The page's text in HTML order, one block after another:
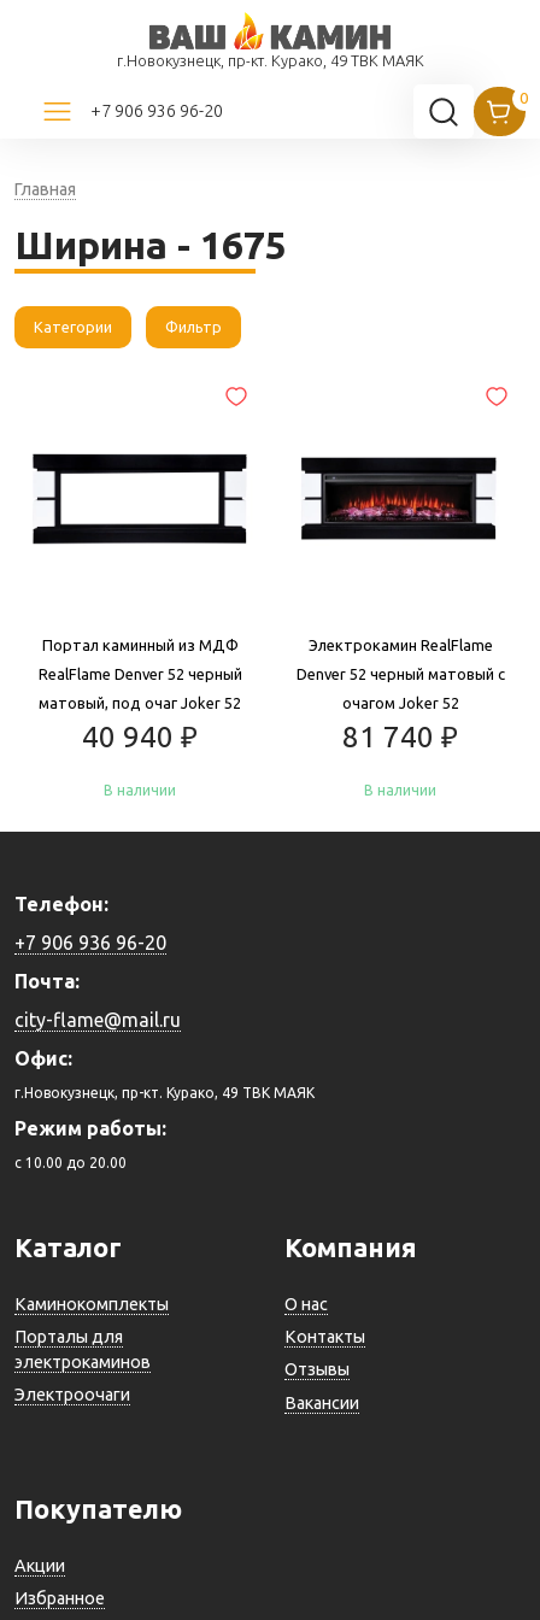
г.Новокузнецк, пр-кт. Курако, 49 ТВК МАЯК
+7 906 936 96-20
Главная
Ширина - 1675
Категории Фильтр
Портал каминный из МДФ
RealFlame Denver 52 черный
матовый, под очаг Joker 52
40 940 ₽
В наличии
Купить
Электрокамин RealFlame
Denver 52 черный матовый с
очагом Joker 52
81 740 ₽
В наличии
Телефон:
+7 906 936 96-20
Почта:
city-flame@mail.ru
Офис:
г.Новокузнецк, пр-кт. Курако, 49 ТВК МАЯК
Режим работы:
c 10.00 до 20.00
Каталог
Каминокомплекты
Порталы для
электрокаминов
Электроочаги
Компания
О нас
Контакты
Отзывы
Вакансии
Покупателю
Акции
Избранное